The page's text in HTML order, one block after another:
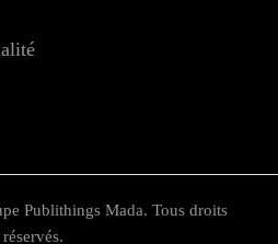
Publithings Mada. Tous droits
réservés.